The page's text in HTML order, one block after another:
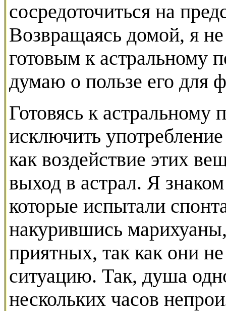
сосредоточиться на
Возвращаясь домой, я
готовым к астральному
думаю о пользе его для
Готовясь к астральному
исключить
как воздействие этих
выход в астрал. Я
которые испытали
накурившись
приятных, так как они
ситуацию. Так, душа
нескольких часов